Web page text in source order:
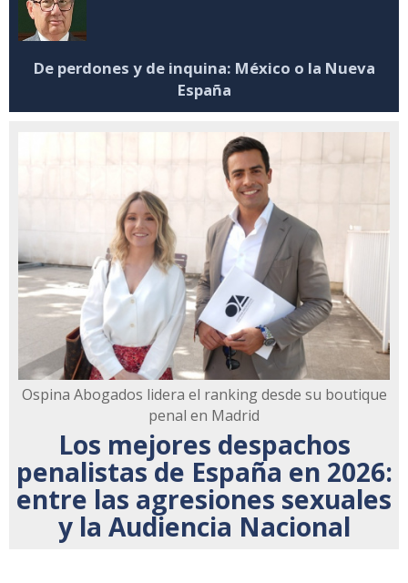
De perdones y de inquina: México o la Nueva
España
Ospina Abogados lidera el ranking desde su boutique
penal en Madrid
Los mejores despachos
penalistas de España en 2026:
entre las agresiones sexuales
y la Audiencia Nacional